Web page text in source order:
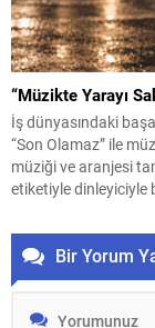
“Müzikte Yarayı
İş dünyasındaki
“Son Olamaz” ile
müziği ve aranjesi
etiketiyle dinleyiciyle
türden. Yönetmen...
Bir Yorum